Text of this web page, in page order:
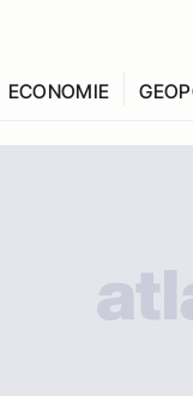
ECONOMIE